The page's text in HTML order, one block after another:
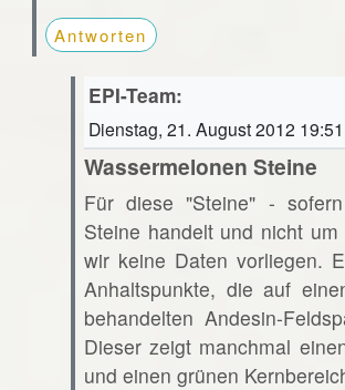
Antworten
EPI-Team:
Dienstag, 21. August 2012 19:51
Wassermelonen Steine
Für diese "Steine" -
Steine handelt und nicht
wir keine Daten vorliegen.
Anhaltspunkte, die auf
behandelten Andesin-
Dieser zeigt manchmal
und einen grünen